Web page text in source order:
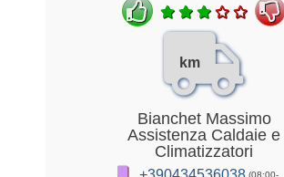
km
Bianchet Massimo
Assistenza Caldaie e
Climatizzatori
(08:00-